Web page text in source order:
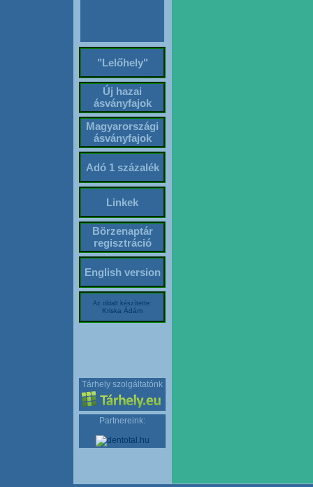
"Lelőhely"
Új hazai
ásványfajok
Magyarországi
ásványfajok
Adó 1 százalék
Linkek
Börzenaptár
regisztráció
English version
Az oldalt készítette:
Kriska Ádám
Tárhely szolgáltatónk
Partnereink: